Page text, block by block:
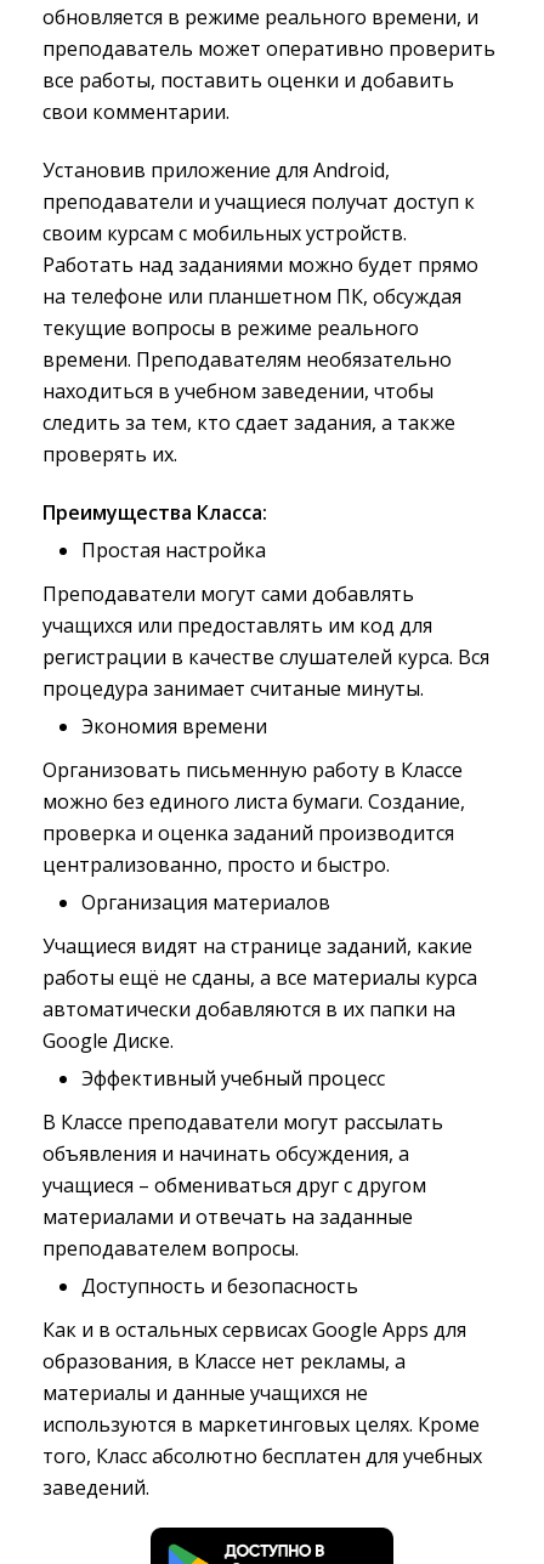
обновляется в режиме реального времени, и
преподаватель может оперативно проверить
все работы, поставить оценки и добавить
свои комментарии.
Установив приложение для Android,
преподаватели и учащиеся получат доступ к
своим курсам с мобильных устройств.
Работать над заданиями можно будет прямо
на телефоне или планшетном ПК, обсуждая
текущие вопросы в режиме реального
времени. Преподавателям необязательно
находиться в учебном заведении, чтобы
следить за тем, кто сдает задания, а также
проверять их.
Преимущества Класса:
Простая настройка
Преподаватели могут сами добавлять
учащихся или предоставлять им код для
регистрации в качестве слушателей курса. Вся
процедура занимает считаные минуты.
Экономия времени
Организовать письменную работу в Классе
можно без единого листа бумаги. Создание,
проверка и оценка заданий производится
централизованно, просто и быстро.
Организация материалов
Учащиеся видят на странице заданий, какие
работы ещё не сданы, а все материалы курса
автоматически добавляются в их папки на
Google Диске.
Эффективный учебный процесс
В Классе преподаватели могут рассылать
объявления и начинать обсуждения, а
учащиеся – обмениваться друг с другом
материалами и отвечать на заданные
преподавателем вопросы.
Доступность и безопасность
Как и в остальных сервисах Google Apps для
образования, в Классе нет рекламы, а
материалы и данные учащихся не
используются в маркетинговых целях. Кроме
того, Класс абсолютно бесплатен для учебных
заведений.